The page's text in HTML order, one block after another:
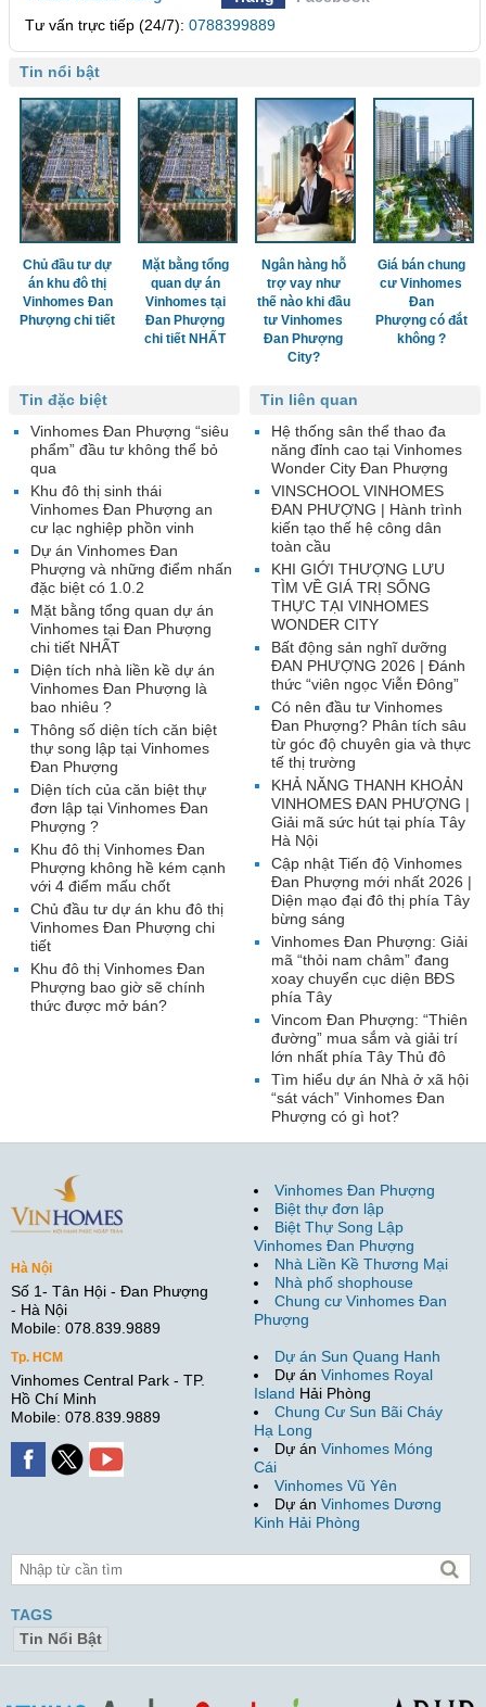
Tư vấn trực tiếp (24/7): 0788399889
Tin nổi bật
Chủ đầu tư dự
án khu đô thị
Vinhomes Đan
Phượng chi tiết
Mặt bằng tổng
quan dự án
Vinhomes tại
Đan Phượng
chi tiết NHẤT
Ngân hàng hỗ
trợ vay như
thế nào khi đầu
tư Vinhomes
Đan Phượng
City?
Giá bán chung
cư Vinhomes
Đan
Phượng có đắt
không ?
Tin liên quan
Hệ thống sân thể thao đa
năng đỉnh cao tại Vinhomes
Wonder City Đan Phượng
VINSCHOOL VINHOMES
ĐAN PHƯỢNG | Hành trình
kiến tạo thế hệ công dân
toàn cầu
KHI GIỚI THƯỢNG LƯU
TÌM VỀ GIÁ TRỊ SỐNG
THỰC TẠI VINHOMES
WONDER CITY
Bất động sản nghĩ dưỡng
ĐAN PHƯỢNG 2026 | Đánh
thức “viên ngọc Viễn Đông”
Có nên đầu tư Vinhomes
Đan Phượng? Phân tích sâu
từ góc độ chuyên gia và thực
tế thị trường
KHẢ NĂNG THANH KHOẢN
VINHOMES ĐAN PHƯỢNG |
Giải mã sức hút tại phía Tây
Hà Nội
Cập nhật Tiến độ Vinhomes
Đan Phượng mới nhất 2026 |
Diện mạo đại đô thị phía Tây
bừng sáng
Vinhomes Đan Phượng: Giải
mã “thỏi nam châm” đang
xoay chuyển cục diện BĐS
phía Tây
Vincom Đan Phượng: “Thiên
đường” mua sắm và giải trí
lớn nhất phía Tây Thủ đô
Tìm hiểu dự án Nhà ở xã hội
“sát vách” Vinhomes Đan
Phượng có gì hot?
Tin đặc biệt
Vinhomes Đan Phượng “siêu
phẩm” đầu tư không thể bỏ
qua
Khu đô thị sinh thái
Vinhomes Đan Phượng an
cư lạc nghiệp phồn vinh
Dự án Vinhomes Đan
Phượng và những điểm nhấn
đặc biệt có 1.0.2
Mặt bằng tổng quan dự án
Vinhomes tại Đan Phượng
chi tiết NHẤT
Diện tích nhà liền kề dự án
Vinhomes Đan Phượng là
bao nhiêu ?
Thông số diện tích căn biệt
thự song lập tại Vinhomes
Đan Phượng
Diện tích của căn biệt thự
đơn lập tại Vinhomes Đan
Phượng ?
Khu đô thị Vinhomes Đan
Phượng không hề kém cạnh
với 4 điểm mấu chốt
Chủ đầu tư dự án khu đô thị
Vinhomes Đan Phượng chi
tiết
Khu đô thị Vinhomes Đan
Phượng bao giờ sẽ chính
thức được mở bán?
Hà Nội
Số 1- Tân Hội - Đan Phượng
- Hà Nội
Mobile: 078.839.9889
Tp. HCM
Vinhomes Central Park - TP.
Hồ Chí Minh
Mobile: 078.839.9889
Vinhomes Đan Phượng
Biệt thự đơn lập
Biệt Thự Song Lập
Vinhomes Đan Phượng
Nhà Liền Kề Thương Mại
Nhà phố shophouse
Chung cư Vinhomes Đan
Phượng
Dự án Sun Quang Hanh
Dự án Vinhomes Royal
Island Hải Phòng
Chung Cư Sun Bãi Cháy
Hạ Long
Dự án Vinhomes Móng
Cái
Vinhomes Vũ Yên
Dự án Vinhomes Dương
Kinh Hải Phòng
TAGS
Tin Nổi Bật